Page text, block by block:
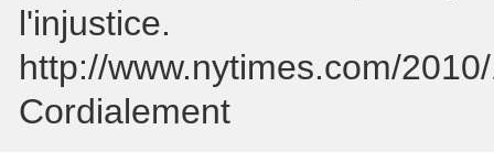
l'injustice.
http://www.nytimes.com/
Cordialement